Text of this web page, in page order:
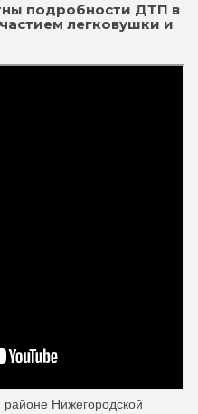
подробности ДТП в
легковушки и
Нижегородской